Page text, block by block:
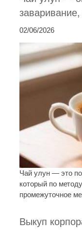
02/06/2026
Чай улун — это
который по
промежуточное
Выкуп